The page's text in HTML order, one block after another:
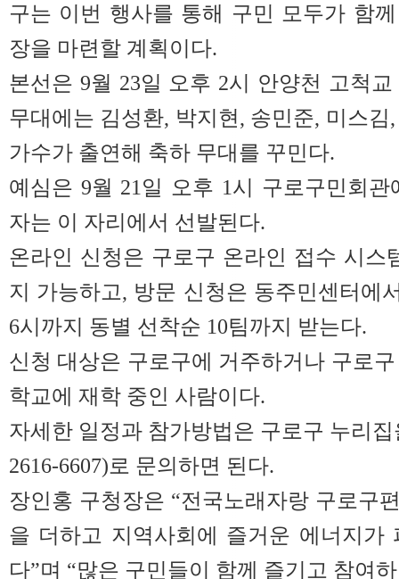
구는 이번 행사를 통해 구민 모두가 함
장을 마련할 계획이다.
본선은 9월 23일 오후 2시 안양천 고척
무대에는 김성환, 박지현, 송민준, 미스
가수가 출연해 축하 무대를 꾸민다.
예심은 9월 21일 오후 1시 구로구민회
자는 이 자리에서 선발된다.
온라인 신청은 구로구 온라인 접수 시스
지 가능하고, 방문 신청은 동주민센터에
6시까지 동별 선착순 10팀까지 받는다.
신청 대상은 구로구에 거주하거나 구로
학교에 재학 중인 사람이다.
자세한 일정과 참가방법은 구로구 누리
2616-6607)로 문의하면 된다.
장인홍 구청장은 “전국노래자랑 구로구
을 더하고 지역사회에 즐거운 에너지가
다”며 “많은 구민들이 함께 즐기고 참여